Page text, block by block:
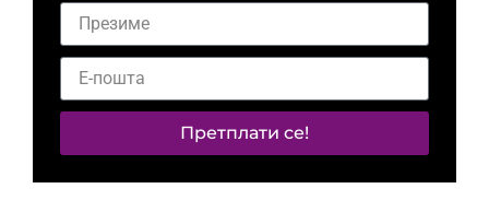
Претплати се!